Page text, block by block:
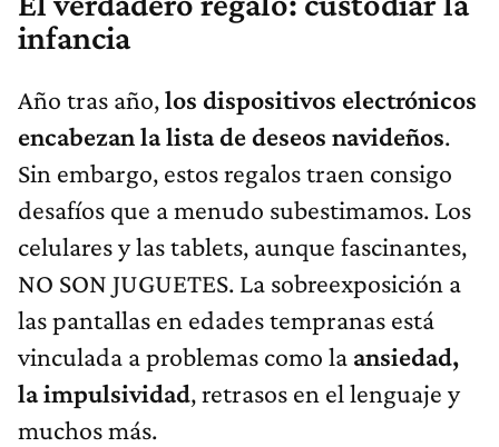
infancia
Año tras año,los dispositivos electrónicos
encabezan la lista de deseos navideños.
Sin embargo, estos regalos traen consigo
desafíos que a menudo subestimamos. Los
celulares y las tablets, aunque fascinantes,
NO SON JUGUETES. La sobreexposición a
las pantallas en edades tempranas está
vinculada a problemas como la ansiedad,
la impulsividad, retrasos en el lenguaje y
muchos más.